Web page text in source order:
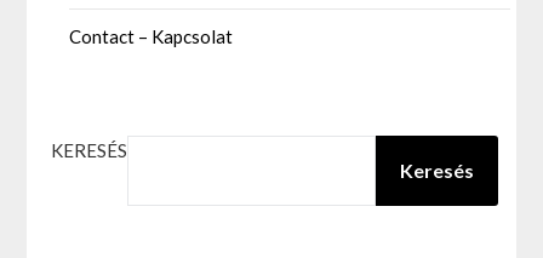
Contact – Kapcsolat
KERESÉS
Keresés